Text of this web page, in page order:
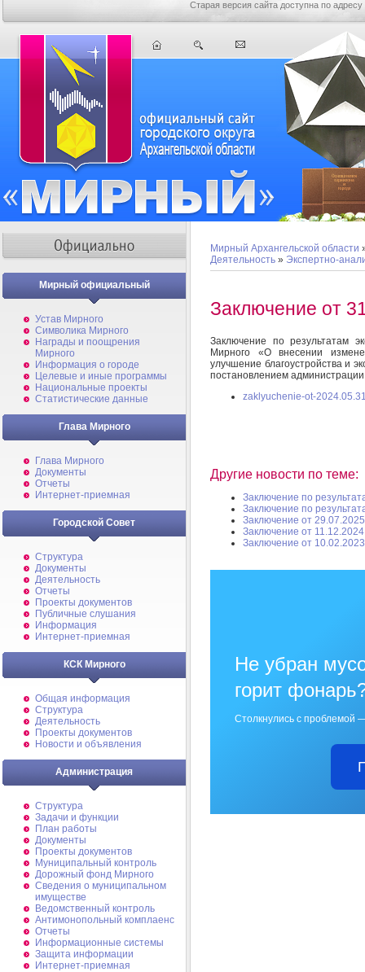
Старая версия сайта доступна по адресу
Мирный официальный
Устав Мирного
Символика Мирного
Награды и поощрения
Мирного
Информация о городе
Целевые и иные программы
Национальные проекты
Статистические данные
Глава Мирного
Глава Мирного
Документы
Отчеты
Интернет-приемная
Городской Совет
Структура
Документы
Деятельность
Отчеты
Проекты документов
Публичные слушания
Информация
Интернет-приемная
КСК Мирного
Общая информация
Структура
Деятельность
Проекты документов
Новости и объявления
Администрация
Структура
Задачи и функции
План работы
Документы
Проекты документов
Муниципальный контроль
Дорожный фонд Мирного
Cведения о муниципальном
имуществе
Ведомственный контроль
Антимонопольный комплаенс
Отчеты
Информационные системы
Защита информации
Интернет-приемная
Мирный Архангельской области
Деятельность » Экспертно-
Заключение от
Заключение по результатам
Мирного «О внесении
улучшение благоустройства и
постановлением
zaklyuchenie-ot-
Другие новости по теме:
Заключение по
Заключение по
Заключение от 29.07.2025
Заключение от 11.12.2024
Заключение от 10.02.2023
Не убран
горит
Столкнулись с проблемой